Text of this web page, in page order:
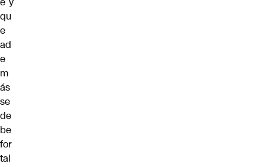
qu
e
ad
e
m
ás
se
de
be
for
tal